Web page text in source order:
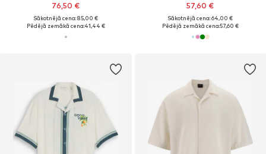
76,50 €
Sākotnējā cena: 85,00 €
Pēdējā zemākā cena:41,44 €
57,60 €
Sākotnējā cena: 64,00 €
Pēdējā zemākā cena:57,60 €